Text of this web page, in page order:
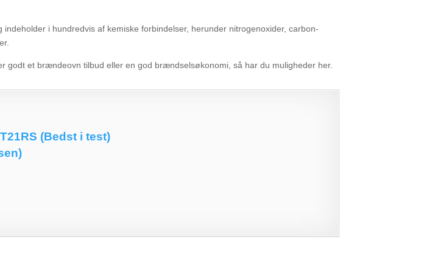
i hundredvis af kemiske forbindelser, herunder nitrogenoxider, carbon-
et brændeovn tilbud eller en god brændselsøkonomi, så har du muligheder her.
(Bedst i test)